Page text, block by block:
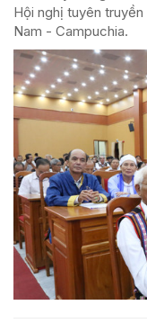
Hội nghị tuyên
Nam - Campuchia.